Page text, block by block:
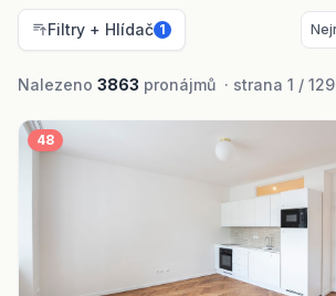
Filtry + Hlídač 1
Nalezeno 3863 pronájmů · strana 1 / 129
48